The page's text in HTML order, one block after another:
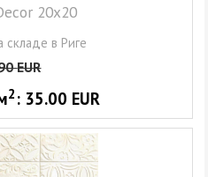
20x20
складе в Риге
EUR
2 : 35.00 EUR